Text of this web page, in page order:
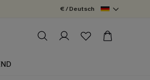
€ / Deutsch